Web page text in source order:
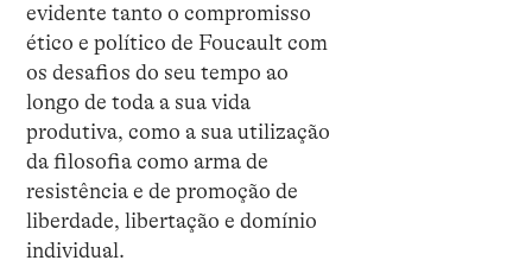
evidente tanto o compromisso
ético e político de Foucault com
os desafios do seu tempo ao
longo de toda a sua vida
produtiva, como a sua utilização
da filosofia como arma de
resistência e de promoção de
liberdade, libertação e domínio
individual.